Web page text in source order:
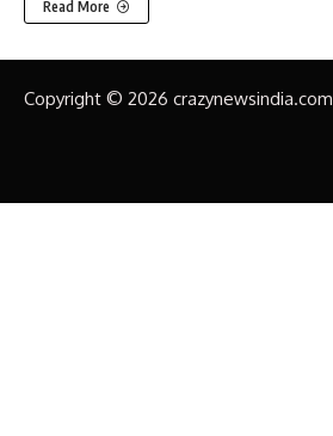
Read More
Copyright © 2026 crazynewsindia.com